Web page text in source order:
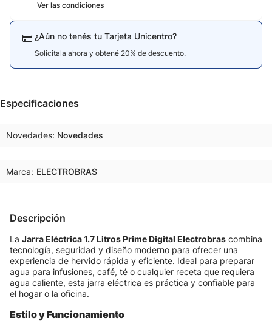
Ver las condiciones
¿Aún no tenés tu Tarjeta Unicentro?
Solicitala ahora y obtené 20% de descuento.
Especificaciones
Novedades Novedades
Marca: ELECTROBRAS
Descripción
La Jarra Eléctrica 1.7 Litros Prime Digital Electrobras combina
tecnología, seguridad y diseño moderno para ofrecer una
experiencia de hervido rápida y eficiente. Ideal para preparar
agua para infusiones, café, té o cualquier receta que requiera
agua caliente, esta jarra eléctrica es práctica y confiable para
el hogar o la oficina.
Estilo y Funcionamiento